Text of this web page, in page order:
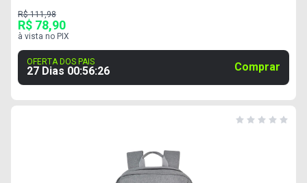
R$ 111,98
R$ 78,90
à vista no PIX
OFERTA DOS PAIS
27 Dias 00:56:25 Comprar